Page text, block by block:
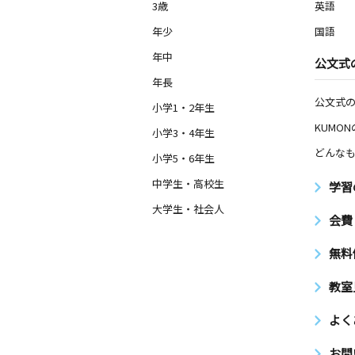
3歳
年少
年中
年長
小学1・2年生
小学3・4年生
小学5・6年生
中学生・高校生
大学生・社会人
英語
国語
公文式
公文式
どんな
学
会
無
教
よ